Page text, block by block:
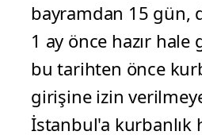
bayramdan 15 gün,
1 ay önce hazır hale
bu tarihten önce
girişine izin
İstanbul'a kurbanlık